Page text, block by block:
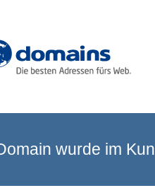
wurde im